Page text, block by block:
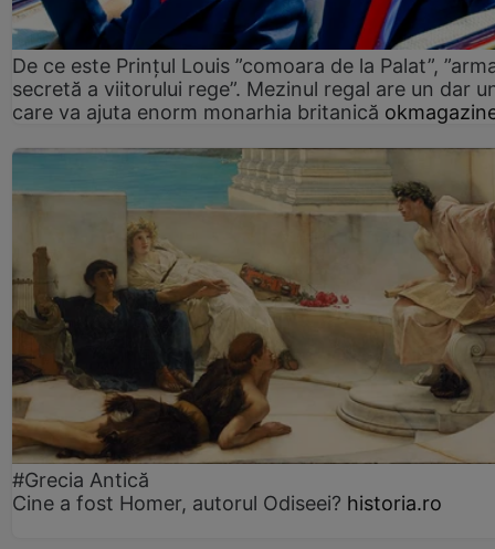
De ce este Prințul Louis ”comoara de la Palat”,
secretă a viitorului rege”. Mezinul regal are un dar
care va ajuta enorm monarhia britanică
#Grecia Antică
Cine a fost Homer, autorul Odiseei? historia.ro